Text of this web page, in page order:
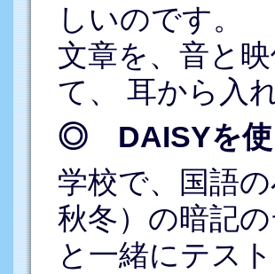
しいのです。
文章を、音と
て、 耳から入
◎ DAISYを使
学校で、国語
秋冬）の暗記
と一緒にテス